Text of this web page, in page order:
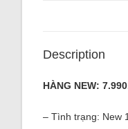
Description
HÀNG NEW:
– Tình trạng: New